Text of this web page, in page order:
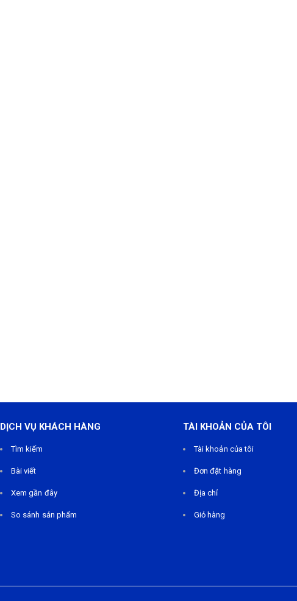
DỊCH VỤ KHÁCH HÀNG
Tìm kiếm
Bài viết
Xem gần đây
So sánh sản phẩm
TÀI KHOẢN CỦA TÔI
Tài khoản của tôi
Đơn đặt hàng
Địa chỉ
Giỏ hàng